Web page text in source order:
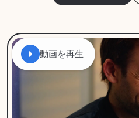
動画を再生